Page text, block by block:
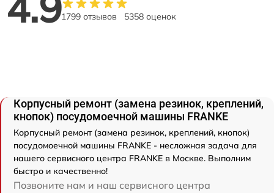
1799 отзывов 5358 оценок
Корпусный ремонт (замена резинок, креплений,
кнопок) посудомоечной машины FRANKE
Корпусный ремонт (замена резинок, креплений, кнопок)
посудомоечной машины FRANKE - несложная задача для
нашего сервисного центра FRANKE в Москве. Выполним
быстро и качественно!
Позвоните нам и наш сервисного центра